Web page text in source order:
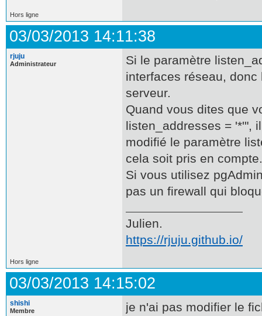
Hors ligne
03/03/2013 14:11:38
rjuju
Administrateur
Si le paramètre
interfaces réseau,
serveur.
Quand vous dites que
listen_addresses = '*'",
modifié le paramètre
cela soit pris en compte.
Si vous utilisez
pas un firewall qui
Julien.
https://rjuju.github.io/
Hors ligne
03/03/2013 14:15:02
shishi
Membre
je n'ai pas modifier le